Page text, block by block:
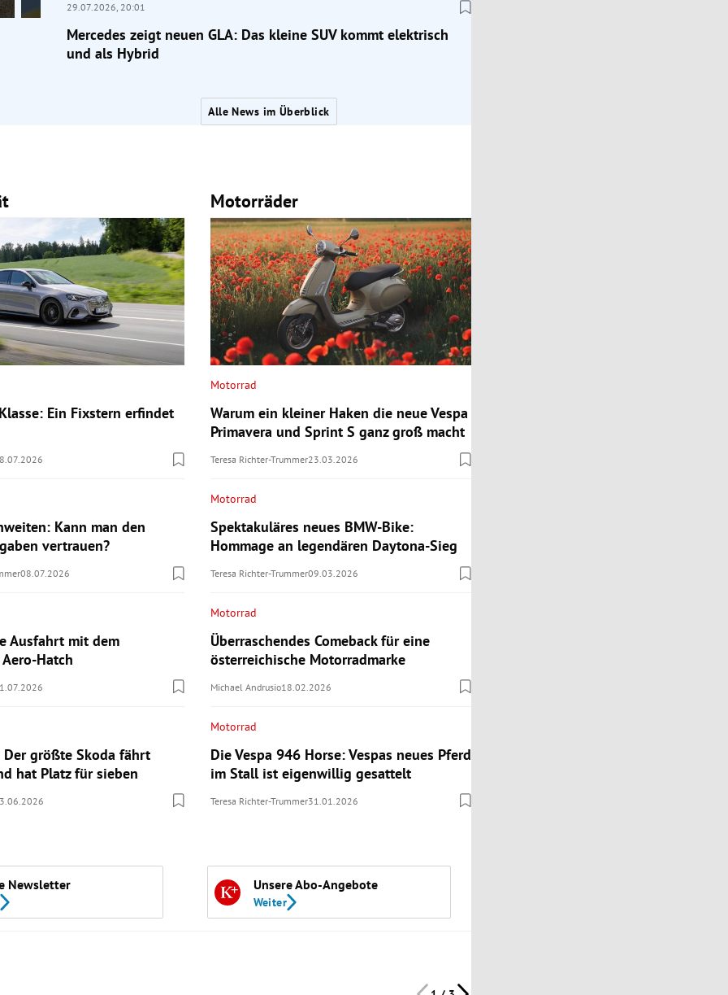
29.07.2026, 20:01
Mercedes zeigt neuen GLA: Das kleine SUV kommt elektrisch
und als Hybrid
Alle News im Überblick
Ein Fixstern erfindet
Kann man den
vertrauen?
08.07.2026
Ausfahrt mit dem
Hatch
Der größte Skoda fährt
hat Platz für sieben
Motorräder
Motorrad
Warum ein kleiner Haken die neue Vespa
Primavera und Sprint S ganz groß macht
Teresa Richter-Trummer23.03.2026
Motorrad
Spektakuläres neues BMW-Bike:
Hommage an legendären Daytona-Sieg
Teresa Richter-Trummer09.03.2026
Motorrad
Überraschendes Comeback für eine
österreichische Motorradmarke
Michael Andrusio18.02.2026
Motorrad
Die Vespa 946 Horse: Vespas neues Pferd
im Stall ist eigenwillig gesattelt
Teresa Richter-Trummer31.01.2026
Newsletter Unsere Abo-Angebote
Weiter